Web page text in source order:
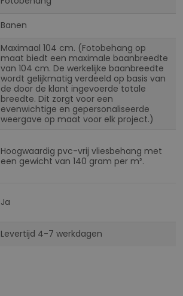
Banen
Maximaal 104 cm. (Fotobehang op
maat biedt een maximale baanbreedte
van 104 cm. De werkelijke baanbreedte
wordt gelijkmatig verdeeld op basis van
de door de klant ingevoerde totale
breedte. Dit zorgt voor een
evenwichtige en gepersonaliseerde
weergave op maat voor elk project.)
Hoogwaardig pvc-vrij vliesbehang met
een gewicht van 140 gram per m².
Ja
Levertijd 4-7 werkdagen